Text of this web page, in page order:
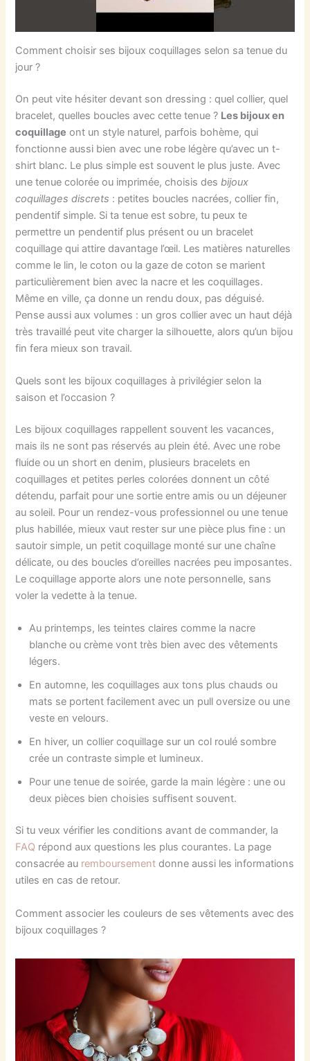
Comment choisir ses bijoux coquillages selon sa tenue du
jour ?
On peut vite hésiter devant son dressing : quel collier, quel
bracelet, quelles boucles avec cette tenue ? Les bijoux en
coquillage ont un style naturel, parfois bohème, qui
fonctionne aussi bien avec une robe légère qu’avec un t-
shirt blanc. Le plus simple est souvent le plus juste. Avec
une tenue colorée ou imprimée, choisis desbijoux
coquillages discrets : petites boucles nacrées, collier fin,
pendentif simple. Si ta tenue est sobre, tu peux te
permettre un pendentif plus présent ou un bracelet
coquillage qui attire davantage l’œil. Les matières naturelles
comme le lin, le coton ou la gaze de coton se marient
particulièrement bien avec la nacre et les coquillages.
Même en ville, ça donne un rendu doux, pas déguisé.
Pense aussi aux volumes : un gros collier avec un haut déjà
très travaillé peut vite charger la silhouette, alors qu’un bijou
fin fera mieux son travail.
Quels sont les bijoux coquillages à privilégier selon la
saison et l’occasion ?
Les bijoux coquillages rappellent souvent les vacances,
mais ils ne sont pas réservés au plein été. Avec une robe
fluide ou un short en denim, plusieurs bracelets en
coquillages et petites perles colorées donnent un côté
détendu, parfait pour une sortie entre amis ou un déjeuner
au soleil. Pour un rendez-vous professionnel ou une tenue
plus habillée, mieux vaut rester sur une pièce plus fine : un
sautoir simple, un petit coquillage monté sur une chaîne
délicate, ou des boucles d’oreilles nacrées peu imposantes.
Le coquillage apporte alors une note personnelle, sans
voler la vedette à la tenue.
Au printemps, les teintes claires comme la nacre
blanche ou crème vont très bien avec des vêtements
légers.
En automne, les coquillages aux tons plus chauds ou
mats se portent facilement avec un pull oversize ou une
veste en velours.
En hiver, un collier coquillage sur un col roulé sombre
crée un contraste simple et lumineux.
Pour une tenue de soirée, garde la main légère : une ou
deux pièces bien choisies suffisent souvent.
Si tu veux vérifier les conditions avant de commander, la
FAQ répond aux questions les plus courantes. La page
consacrée au remboursement donne aussi les informations
utiles en cas de retour.
Comment associer les couleurs de ses vêtements avec des
bijoux coquillages ?